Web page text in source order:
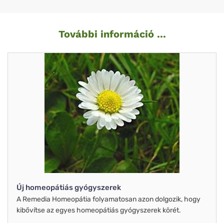
További információ ...
Új homeopátiás gyógyszerek
A Remedia Homeopátia folyamatosan azon dolgozik, hogy
kibővítse az egyes homeopátiás gyógyszerek körét.